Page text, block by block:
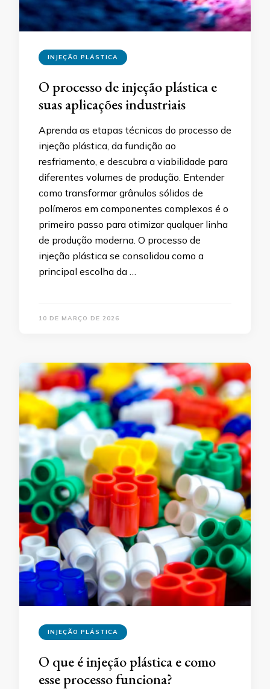
INJEÇÃO PLÁSTICA
O processo de injeção plástica e
suas aplicações industriais
Aprenda as etapas técnicas do processo de
injeção plástica, da fundição ao
resfriamento, e descubra a viabilidade para
diferentes volumes de produção. Entender
como transformar grânulos sólidos de
polímeros em componentes complexos é o
primeiro passo para otimizar qualquer linha
de produção moderna. O processo de
injeção plástica se consolidou como a
principal escolha da …
10 DE MARÇO DE 2026
INJEÇÃO PLÁSTICA
O que é injeção plástica e como
esse processo funciona?